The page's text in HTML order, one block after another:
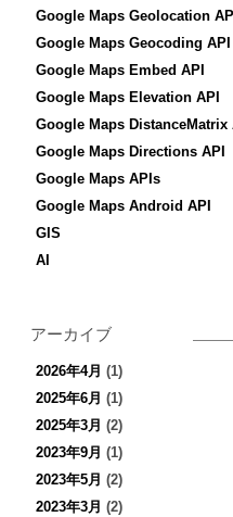
Google Maps Geolocation API
Google Maps Geocoding API
Google Maps Embed API
Google Maps Elevation API
Google Maps DistanceMatrix
Google Maps Directions API
Google Maps APIs
Google Maps Android API
GIS
AI
アーカイブ
2026年4月 (1)
2025年6月 (1)
2025年3月 (2)
2023年9月 (1)
2023年5月 (2)
2023年3月 (2)